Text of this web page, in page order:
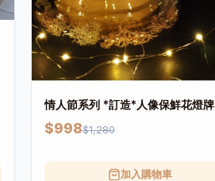
情人節系列 *訂造*人像保鮮花燈牌
$998$1,280
加入購物車